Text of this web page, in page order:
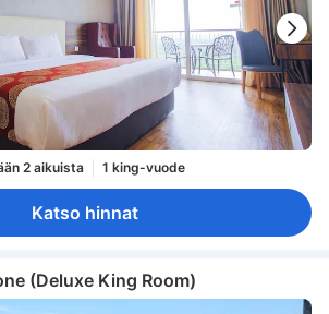
2 aikuista 1 king-vuode
Katso hinnat
(Deluxe King Room)